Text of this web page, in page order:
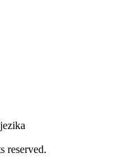
reserved.